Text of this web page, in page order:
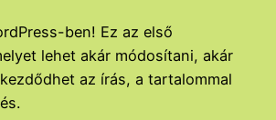
ben! Ez az első
lehet akár módosítani, akár
az írás, a tartalommal